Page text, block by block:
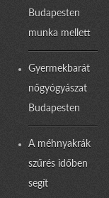
Budapesten
munka mellett
Gyermekbarát
nőgyógyászat
Budapesten
A méhnyakrák
szűrés időben
segít